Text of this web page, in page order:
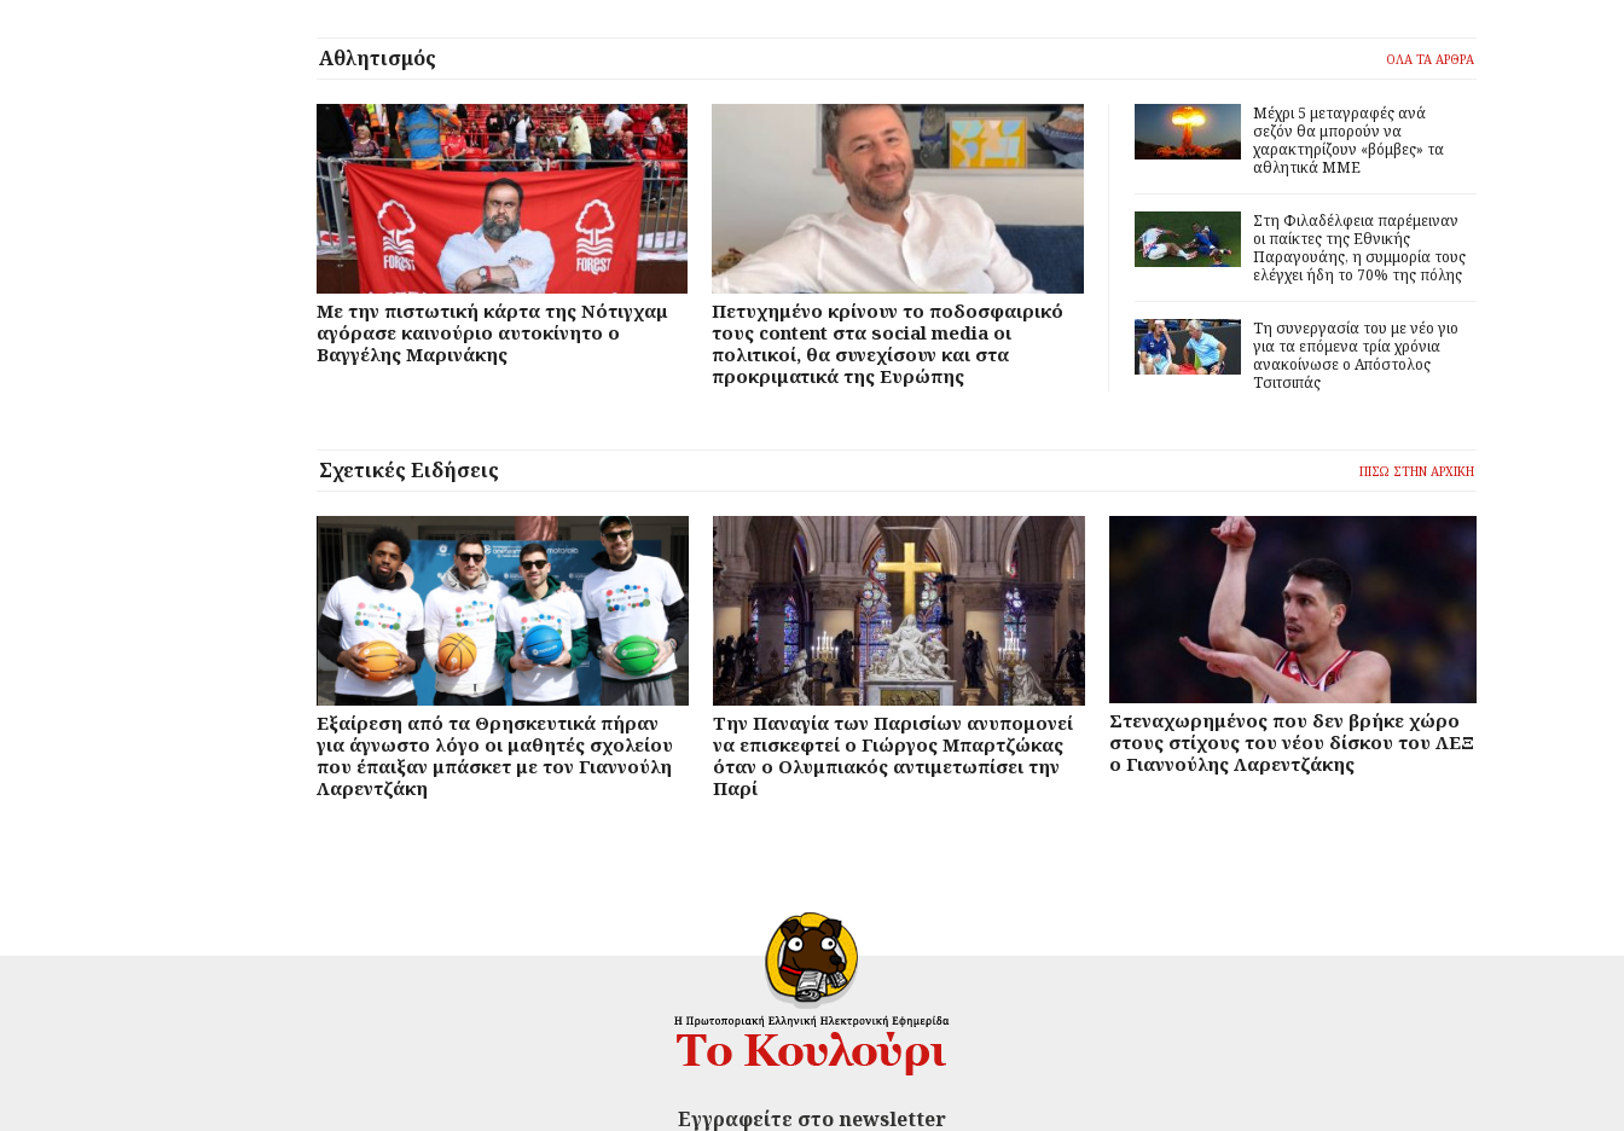
Αθλητισμός ΟΛΑ ΤΑ ΑΡΘΡΑ
Με την πιστωτική κάρτα της Νότιγχαμ
αγόρασε καινούριο αυτοκίνητο ο
Βαγγέλης Μαρινάκης
Πετυχημένο κρίνουν το ποδοσφαιρικό
τους content στα social media οι
πολιτικοί, θα συνεχίσουν και στα
προκριματικά της Ευρώπης
Μέχρι 5 μεταγραφές ανά
σεζόν θα μπορούν να
χαρακτηρίζουν «βόμβες» τα
αθλητικά ΜΜΕ
Στη Φιλαδέλφεια παρέμειναν
οι παίκτες της Εθνικής
Παραγουάης, η συμμορία τους
ελέγχει ήδη το 70% της πόλης
Τη συνεργασία του με νέο γιο
για τα επόμενα τρία χρόνια
ανακοίνωσε ο Απόστολος
Τσιτσιπάς
Σχετικές Ειδήσεις ΠΙΣΩ ΣΤΗΝ ΑΡΧΙΚΗ
Εξαίρεση από τα Θρησκευτικά πήραν
για άγνωστο λόγο οι μαθητές σχολείου
που έπαιξαν μπάσκετ με τον Γιαννούλη
Λαρεντζάκη
Την Παναγία των Παρισίων ανυπομονεί
να επισκεφτεί ο Γιώργος Μπαρτζώκας
όταν ο Ολυμπιακός αντιμετωπίσει την
Παρί
Στεναχωρημένος που δεν βρήκε χώρο
στους στίχους του νέου δίσκου του ΛΕΞ
ο Γιαννούλης Λαρεντζάκης
Εγγραφείτε στο newsletter